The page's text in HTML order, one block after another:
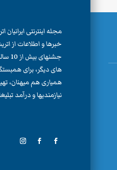
خبرها و اطلاعات از
های دیگر، برای
همیاری هم میهنان،
نیازمندیها و درآمد